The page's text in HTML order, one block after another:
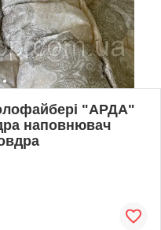
"АРДА"
наповнювач